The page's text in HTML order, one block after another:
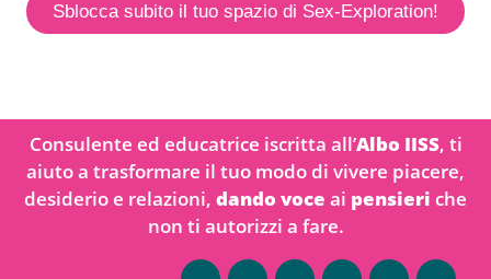
Sblocca subito il tuo spazio di Sex-Exploration!
Consulente ed educatrice iscritta all’Albo IISS, ti
aiuto a trasformare il tuo modo di vivere piacere,
desiderio e relazioni, dando voce ai pensieri che
non ti autorizzi a fare.